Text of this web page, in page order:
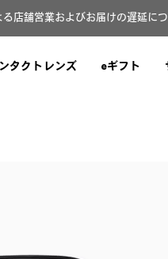
店舗営業およびお届けの遅延に
タクトレンズ eギフト